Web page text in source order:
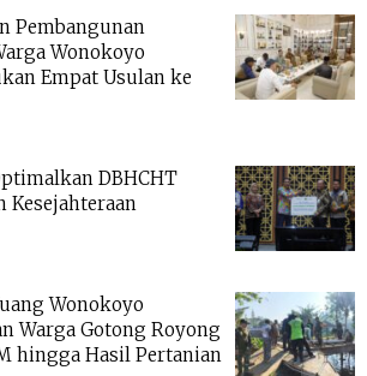
Pembangunan
Wonokoyo
Empat Usulan ke
DBHCHT
Wonokoyo
Warga Gotong Royong
hingga Hasil Pertanian